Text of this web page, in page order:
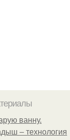
ванну.
– технология